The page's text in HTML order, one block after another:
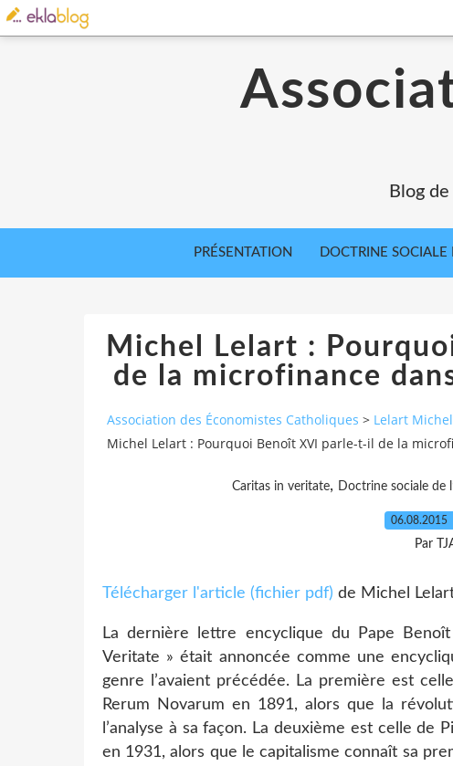
Blog
PRÉSENTATION DOCTRINE SOCIALE
Michel Lelart :
de la microfinance
Association des Économistes Catholiques > Lelart Michel
Michel Lelart : Pourquoi Benoît XVI parle-t-il de la
Caritas in veritate, Doctrine sociale de
06.08.2015
Par
Télécharger l'article (fichier pdf) de Michel
La dernière lettre encyclique du Pape
Veritate » était annoncée comme une
genre l’avaient précédée. La première est
Rerum Novarum en 1891, alors que la
l’analyse à sa façon. La deuxième est celle de
en 1931, alors que le capitalisme connaît sa